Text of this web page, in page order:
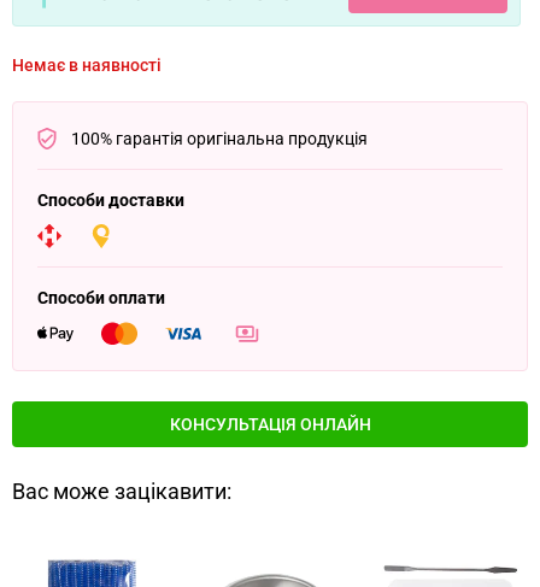
Немає в наявності
100% гарантія оригінальна продукція
Способи доставки
Способи оплати
КОНСУЛЬТАЦІЯ ОНЛАЙН
Вас може зацікавити: